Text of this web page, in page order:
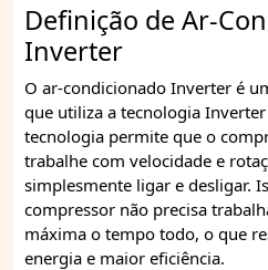
Definição de Ar-
Inverter
O ar-condicionado Inverter é
que utiliza a tecnologia Inverter
tecnologia permite que o
trabalhe com velocidade e
simplesmente ligar e desligar.
compressor não precisa
máxima o tempo todo, o que
energia e maior eficiência.